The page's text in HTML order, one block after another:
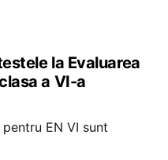
la Evaluarea
a VI-a
EN VI sunt